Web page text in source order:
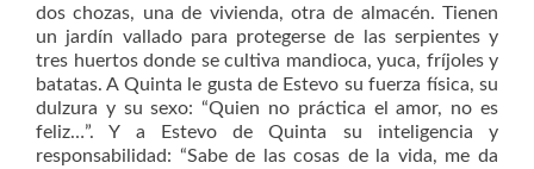
dos chozas, una de vivienda, otra de almacén. Tienen
un jardín vallado para protegerse de las serpientes y
tres huertos donde se cultiva mandioca, yuca, fríjoles y
batatas. A Quinta le gusta de Estevo su fuerza física, su
dulzura y su sexo: “Quien no práctica el amor, no es
feliz…”. Y a Estevo de Quinta su inteligencia y
responsabilidad: “Sabe de las cosas de la vida, me da